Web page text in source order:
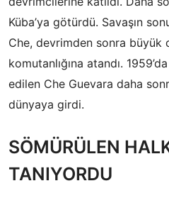
Küba’ya götürdü. Savaşın
Che, devrimden sonra büyük
komutanlığına atandı.
edilen Che Guevara daha
dünyaya girdi.
SÖMÜRÜLEN
TANIYORDU